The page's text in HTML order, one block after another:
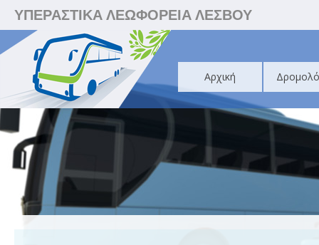
ΥΠΕΡΑΣΤΙΚΑ ΛΕΩΦΟΡΕΙΑ ΛΕΣΒΟΥ
Αρχική